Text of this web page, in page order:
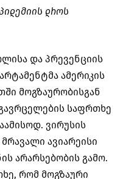
დროს
და პრევენციის
ამერიკის
მოგზაურობისგან
გავრცელების საფრთხე
ვირუსის
ავიარეისი
არარსებობის გამო.
რომ მოგზაური